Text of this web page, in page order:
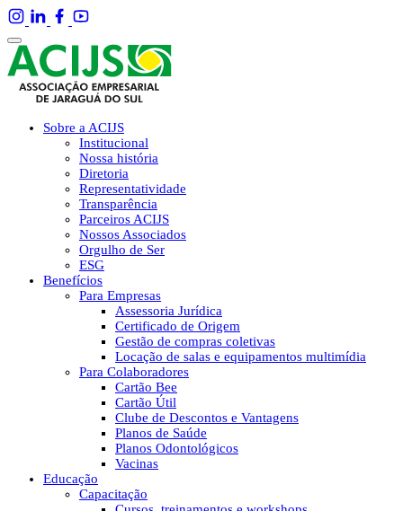
Sobre a ACIJS
Institucional
Nossa história
Diretoria
Representatividade
Transparência
Parceiros ACIJS
Nossos Associados
Orgulho de Ser
ESG
Benefícios
Para Empresas
Assessoria Jurídica
Certificado de Origem
Gestão de compras coletivas
Locação de salas e equipamentos multimídia
Para Colaboradores
Cartão Bee
Cartão Útil
Clube de Descontos e Vantagens
Planos de Saúde
Planos Odontológicos
Vacinas
Educação
Capacitação